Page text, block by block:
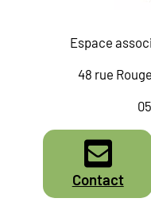
Espace
48 rue
Contact